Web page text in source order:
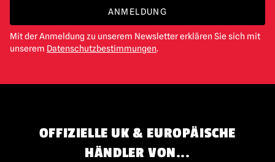
ANMELDUNG
Mit der Anmeldung zu unserem Newsletter erklären Sie sich mit
unserem Datenschutzbestimmungen.
OFFIZIELLE UK & EUROPÄISCHE
HÄNDLER VON...